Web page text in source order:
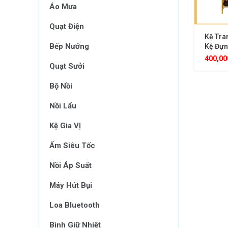
Áo Mưa
Quạt Điện
Bếp Nướng
Quạt Sưởi
Bộ Nồi
Nồi Lẩu
Kệ Gia Vị
Ấm Siêu Tốc
Nồi Áp Suất
Máy Hút Bụi
Loa Bluetooth
Bình Giữ Nhiệt
Kệ
Kệ
Khách